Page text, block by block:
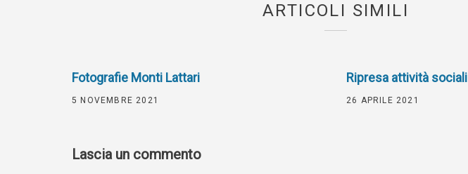
ARTICOLI SIMILI
Fotografie Monti Lattari
5 NOVEMBRE 2021
Ripresa attività sociali
26 APRILE 2021
Lascia un commento